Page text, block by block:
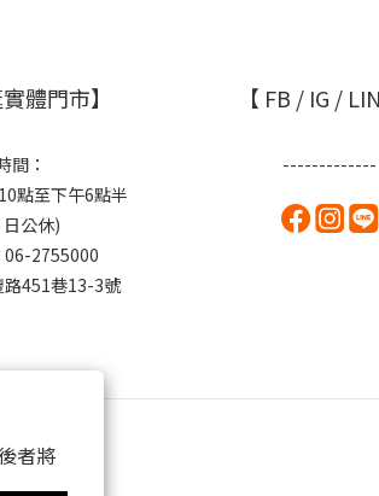
者將
體門市】
間：
點至下午6點半
公休)
06-2755000
路451巷13-3號
【 FB / IG /
-------------